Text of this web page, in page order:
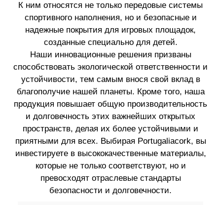
К ним относятся не только передовые системы
спортивного наполнения, но и безопасные и
надежные покрытия для игровых площадок,
созданные специально для детей.
Наши инновационные решения призваны
способствовать экологической ответственности и
устойчивости, тем самым внося свой вклад в
благополучие нашей планеты. Кроме того, наша
продукция повышает общую производительность
и долговечность этих важнейших открытых
пространств, делая их более устойчивыми и
приятными для всех. Выбирая Portugaliacork, вы
инвестируете в высококачественные материалы,
которые не только соответствуют, но и
превосходят отраслевые стандарты
безопасности и долговечности.